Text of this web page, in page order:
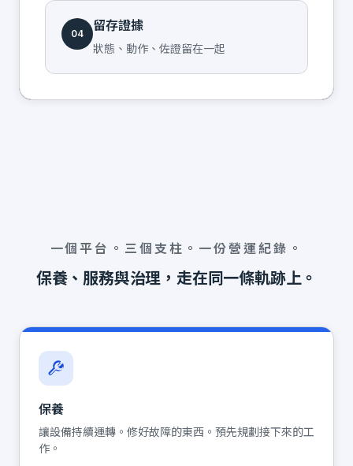
04
留存證據
狀態、動作、佐證留在一起
一個平台。三個支柱。一份營運紀錄。
保養、服務與治理，走在同一條軌跡上。
保養
讓設備持續運轉。修好故障的東西。預先規劃接下來的工
作。